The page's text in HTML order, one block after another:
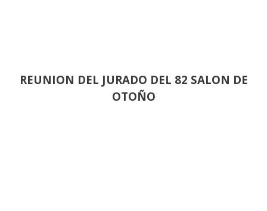
REUNION DEL JURADO DEL 82 SALON DE
OTOÑO